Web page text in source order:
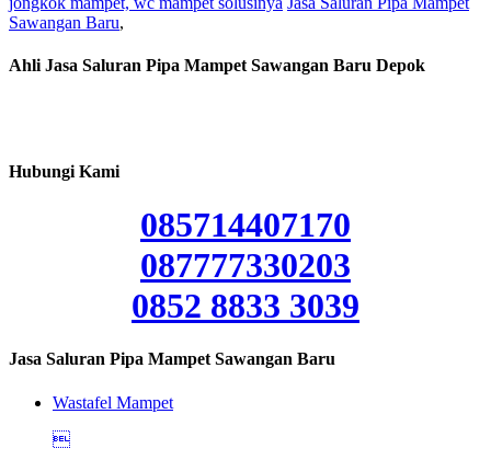
Sawangan Baru,
Ahli Jasa Saluran Pipa Mampet Sawangan Baru Depok
Hubungi Kami
085714407170
087777330203
0852 8833 3039
Jasa Saluran Pipa Mampet Sawangan Baru
Wastafel Mampet
